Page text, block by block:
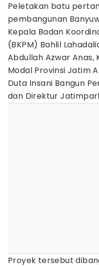
Peletakan batu
pembangunan
Kepala Badan
(BKPM) Bahlil
Abdullah Azwar Anas,
Modal Provinsi Jatim
Duta Insani Bangun
dan Direktur
Proyek tersebut